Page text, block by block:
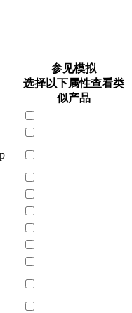
参见模拟
选择以下属性查看类
似产品